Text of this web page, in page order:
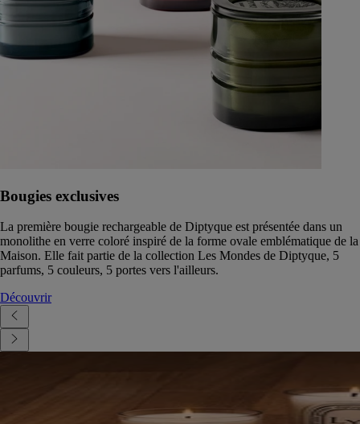
Bougies exclusives
La première bougie rechargeable de Diptyque est présentée dans un
monolithe en verre coloré inspiré de la forme ovale emblématique de la
Maison. Elle fait partie de la collection Les Mondes de Diptyque, 5
parfums, 5 couleurs, 5 portes vers l'ailleurs.
Découvrir